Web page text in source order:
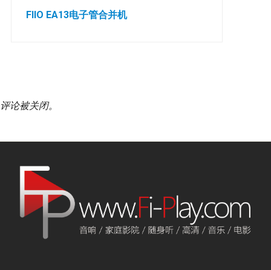
FIIO EA13电子管合并机
评论被关闭。